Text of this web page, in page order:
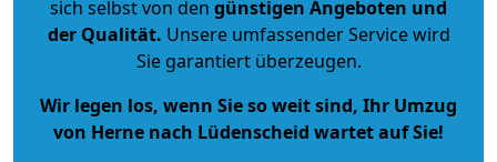
sich selbst von den günstigen Angeboten und
der Qualität. Unsere umfassender Service wird
Sie garantiert überzeugen.
Wir legen los, wenn Sie so weit sind, Ihr Umzug
von Herne nach Lüdenscheid wartet auf Sie!